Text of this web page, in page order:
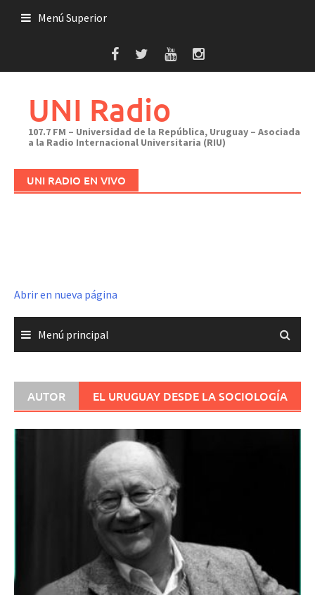
Menú Superior
UNI Radio
107.7 FM – Universidad de la República, Uruguay – Asociada
a la Radio Internacional Universitaria (RIU)
UNI RADIO EN VIVO
Abrir en nueva página
Menú principal
AUTOR EL URUGUAY DESDE LA SOCIOLOGÍA